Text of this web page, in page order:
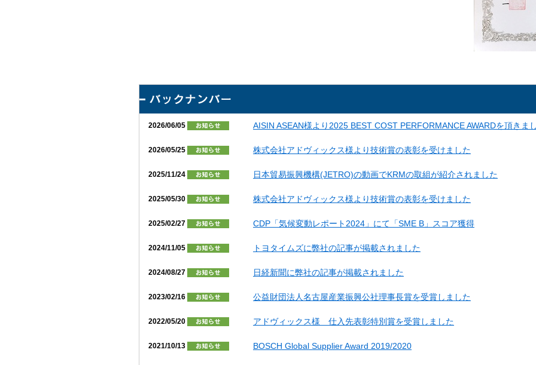
2026/06/05 AISIN ASEAN様より2025 BEST COST PERFORMANCE AWARDを頂きま
2026/05/25 株式会社アドヴィックス様より技術賞の表彰を受けました
2025/11/24 日本貿易振興機構(JETRO)の動画でKRMの取組が紹介されました
2025/05/30 株式会社アドヴィックス様より技術賞の表彰を受けました
2025/02/27 CDP「気候変動レポート2024」にて「SME B」スコア獲得
2024/11/05 トヨタイムズに弊社の記事が掲載されました
2024/08/27 日経新聞に弊社の記事が掲載されました
2023/02/16 公益財団法人名古屋産業振興公社理事長賞を受賞しました
2022/05/20 アドヴィックス様 仕入先表彰特別賞を受賞しました
2021/10/13 BOSCH Global Supplier Award 2019/2020